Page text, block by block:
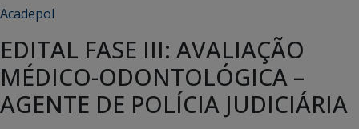
Acadepol
EDITAL FASE III: AVALIAÇÃO
MÉDICO-ODONTOLÓGICA –
AGENTE DE POLÍCIA JUDICIÁRIA